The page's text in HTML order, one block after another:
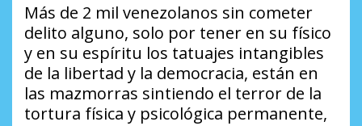
Más de 2 mil venezolanos sin cometer
delito alguno, solo por tener en su físico
y en su espíritu los tatuajes intangibles
de la libertad y la democracia, están en
las mazmorras sintiendo el terror de la
tortura física y psicológica permanente,